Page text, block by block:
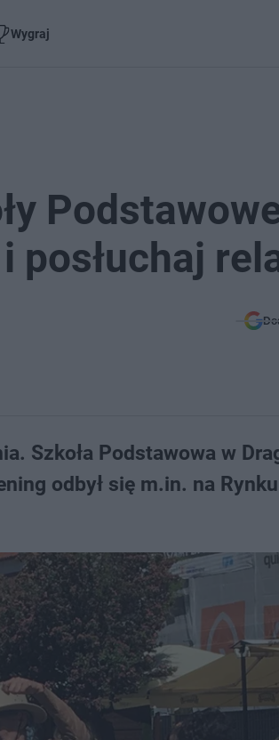
Wygraj
posłuchaj
Szkoła Podstawowa w
odbył się m.in. na Rynku